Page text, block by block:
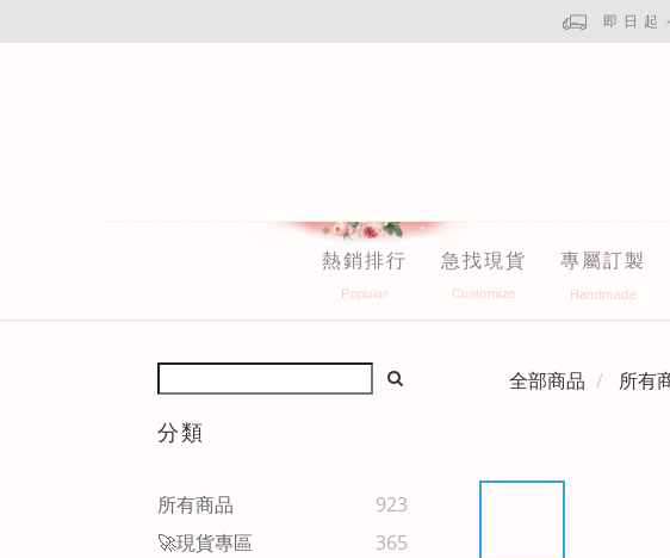
即日起
熱銷排行 急找現貨 專屬訂製
分類
所有商品
923
🚀現貨專區
365
全部商品 所有